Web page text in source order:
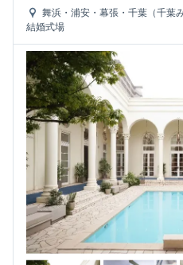
舞浜・浦安・幕張・千葉（千葉
結婚式場